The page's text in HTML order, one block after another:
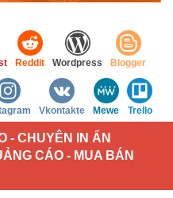
Reddit Wordpress Blogger
Vkontakte Mewe Trello
- CHUYÊN IN ẤN
CÁO - MUA BÁN